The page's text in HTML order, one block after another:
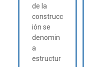
de la
construcc
ión se
denomin
a
estructur